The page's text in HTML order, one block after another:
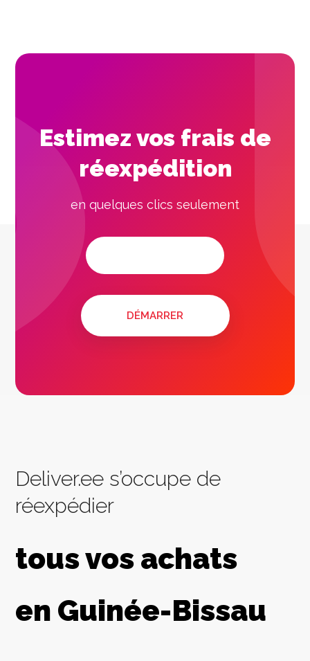
Estimez vos frais de
réexpédition
en quelques clics seulement
DÉMARRER
Deliver.ee s’occupe de
réexpédier
tous vos achats
en Guinée-Bissau